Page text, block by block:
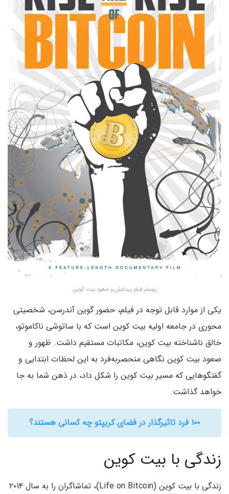
پوستر فیلم پیدایش و صعود بیت‌ کوین
یکی از موارد قابل توجه در فیلم، حضور گوین آندرسن، شخصیتی
محوری در جامعه اولیه بیت کوین است که با ساتوشی ناکاموتو،
خالق ناشناخته بیت کوین، مکاتبات مستقیم داشت. ظهور و
صعود بیت کوین نگاهی منحصر‌به‌فرد به این لحظات ابتدایی و
گفتگوهایی که مسیر بیت کوین را شکل داد، در ذهن شما به جا
خواهد گذاشت.
۱۰۰ فرد تاثیرگذار در فضای کریپتو چه کسانی هستند؟
زندگی با بیت کوین
زندگی با بیت کوین (Life on Bitcoin)، تماشاگران را به سال ۲۰۱۴